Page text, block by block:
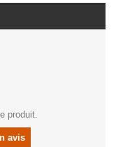
produit.
avis